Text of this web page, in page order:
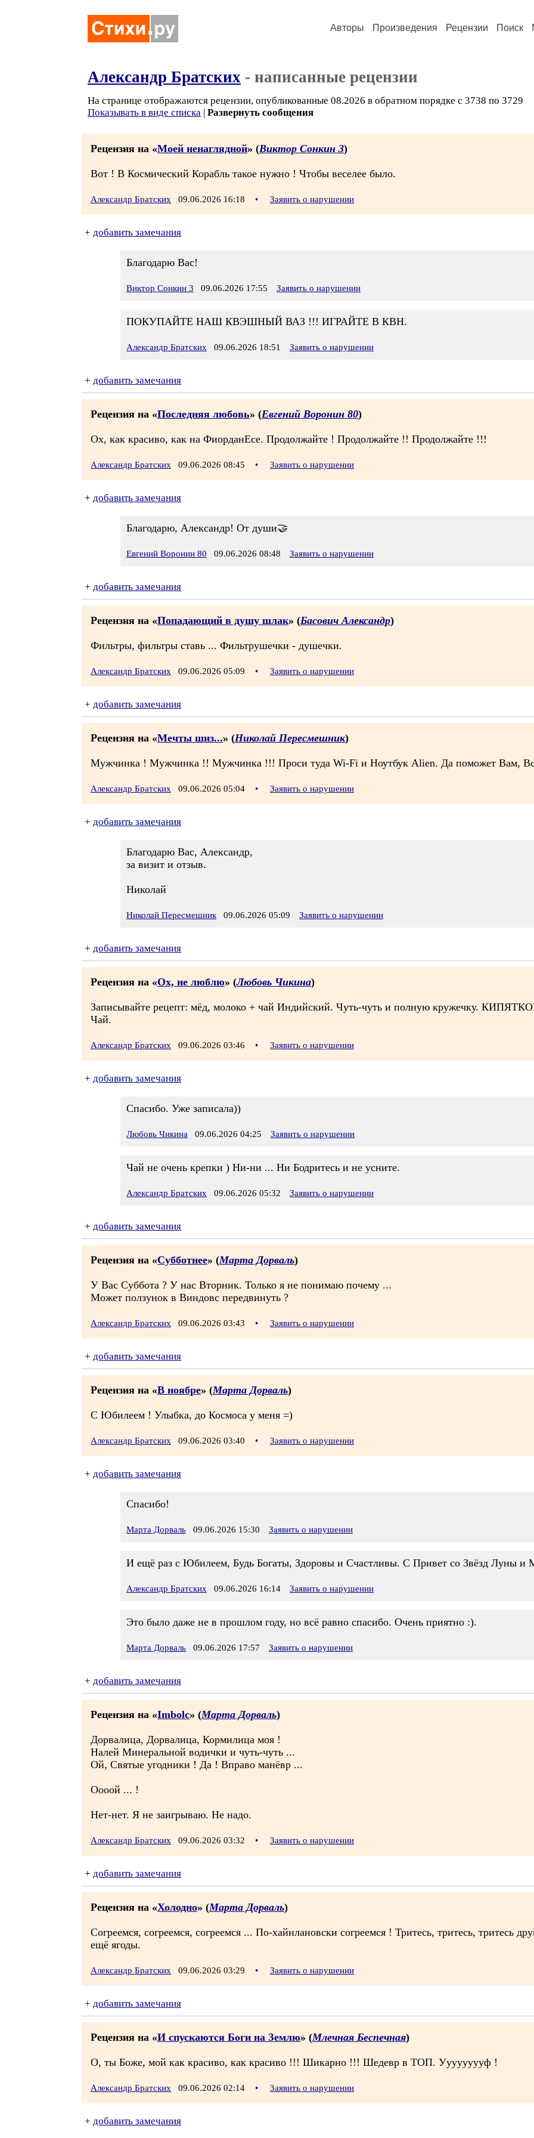
Авторы Произведения Рецензии Поиск
Александр Братских - написанные рецензии
На странице отображаются рецензии, опубликованные 08.2026 в обратном порядке с 3738 по 3729
Показывать в виде списка | Развернуть сообщения
Рецензия на «Моей ненаглядной» (Виктор Сонкин 3)
Вот ! В Космический Корабль такое нужно ! Чтобы веселее было.
Александр Братских 09.06.2026 16:18 • Заявить о нарушении
+ добавить замечания
Благодарю Вас!
Виктор Сонкин 3 09.06.2026 17:55 Заявить о нарушении
ПОКУПАЙТЕ НАШ КВЭШНЫЙ ВАЗ !!! ИГРАЙТЕ В КВН.
Александр Братских 09.06.2026 18:51 Заявить о нарушении
+ добавить замечания
Рецензия на «Последняя любовь» (Евгений Воронин 80)
Ох, как красиво, как на ФиорданЕсе. Продолжайте ! Продолжайте !! Продолжайте !!!
Александр Братских 09.06.2026 08:45 • Заявить о нарушении
+ добавить замечания
Благодарю, Александр! От души🤝
Евгений Воронин 80 09.06.2026 08:48 Заявить о нарушении
+ добавить замечания
Рецензия на «Попадающий в душу шлак» (Басович Александр)
Фильтры, фильтры ставь ... Фильтрушечки - душечки.
Александр Братских 09.06.2026 05:09 • Заявить о нарушении
+ добавить замечания
Рецензия на «Мечты шиз...» (Николай Пересмешник)
Мужчинка ! Мужчинка !! Мужчинка !!! Проси туда Wi-Fi и Ноутбук Alien. Да поможет Вам,
Александр Братских 09.06.2026 05:04 • Заявить о нарушении
+ добавить замечания
Благодарю Вас, Александр,
за визит и отзыв.
Николай
Николай Пересмешник 09.06.2026 05:09 Заявить о нарушении
+ добавить замечания
Рецензия на «Ох, не люблю» (Любовь Чикина)
Записывайте рецепт: мёд, молоко + чай Индийский. Чуть-чуть и полную кружечку.
Чай.
Александр Братских 09.06.2026 03:46 • Заявить о нарушении
+ добавить замечания
Спасибо. Уже записала))
Любовь Чикина 09.06.2026 04:25 Заявить о нарушении
Чай не очень крепки ) Ни-ни ... Ни Бодритесь и не усните.
Александр Братских 09.06.2026 05:32 Заявить о нарушении
+ добавить замечания
Рецензия на «Субботнее» (Марта Дорваль)
У Вас Суббота ? У нас Вторник. Только я не понимаю почему ...
Может ползунок в Виндовс передвинуть ?
Александр Братских 09.06.2026 03:43 • Заявить о нарушении
+ добавить замечания
Рецензия на «В ноябре» (Марта Дорваль)
С Юбилеем ! Улыбка, до Космоса у меня =)
Александр Братских 09.06.2026 03:40 • Заявить о нарушении
+ добавить замечания
Спасибо!
Марта Дорваль 09.06.2026 15:30 Заявить о нарушении
И ещё раз с Юбилеем, Будь Богаты, Здоровы и Счастливы. С Привет со Звёзд Луны и
Александр Братских 09.06.2026 16:14 Заявить о нарушении
Это было даже не в прошлом году, но всё равно спасибо. Очень приятно :).
Марта Дорваль 09.06.2026 17:57 Заявить о нарушении
+ добавить замечания
Рецензия на «Imbolc» (Марта Дорваль)
Дорвалица, Дорвалица, Кормилица моя !
Налей Минеральной водички и чуть-чуть ...
Ой, Святые угодники ! Да ! Вправо манёвр ...
Оооой ... !
Нет-нет. Я не заигрываю. Не надо.
Александр Братских 09.06.2026 03:32 • Заявить о нарушении
+ добавить замечания
Рецензия на «Холодно» (Марта Дорваль)
Согреемся, согреемся, согреемся ... По-хайнлановски согреемся ! Тритесь, тритесь, тритесь
ещё ягоды.
Александр Братских 09.06.2026 03:29 • Заявить о нарушении
+ добавить замечания
Рецензия на «И спускаются Боги на Землю» (Млечная Беспечная)
О, ты Боже, мой как красиво, как красиво !!! Шикарно !!! Шедевр в ТОП. Ууууууууф !
Александр Братских 09.06.2026 02:14 • Заявить о нарушении
+ добавить замечания